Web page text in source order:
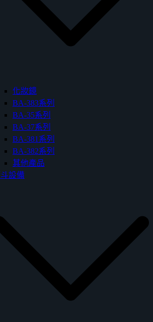
化妝鏡
BA-383系列
BA-35系列
BA-37系列
BA-381系列
BA-382系列
其他產品
設備